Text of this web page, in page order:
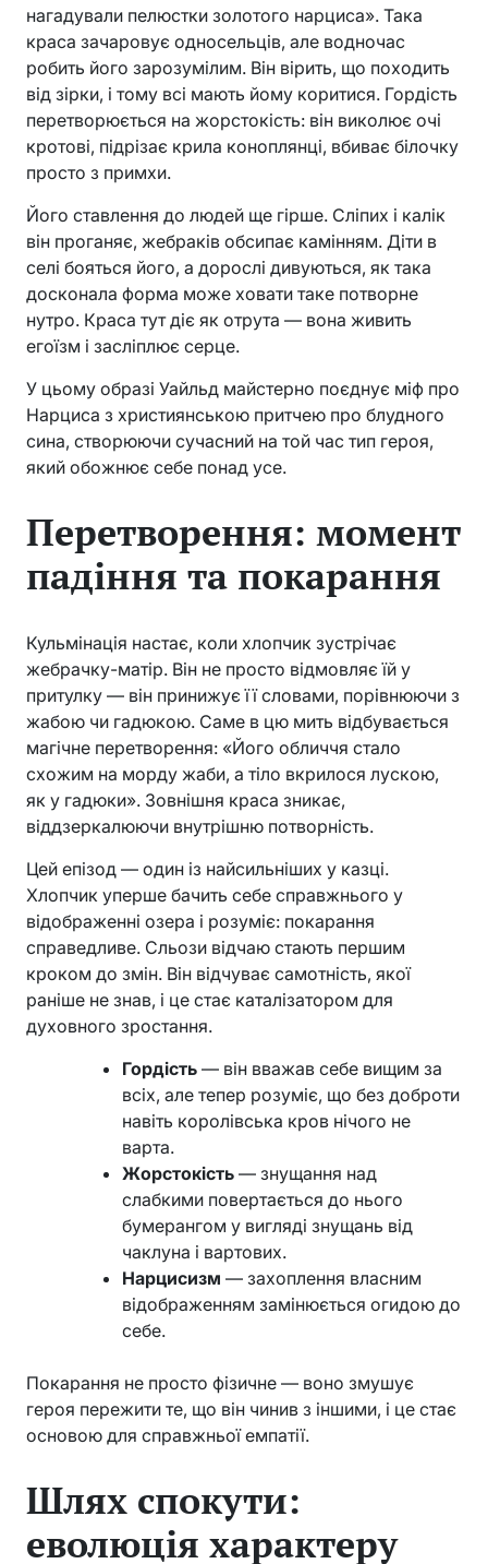
нагадували пелюстки золотого нарциса». Така
краса зачаровує односельців, але водночас
робить його зарозумілим. Він вірить, що походить
від зірки, і тому всі мають йому коритися. Гордість
перетворюється на жорстокість: він виколює очі
кротові, підрізає крила коноплянці, вбиває білочку
просто з примхи.
Його ставлення до людей ще гірше. Сліпих і калік
він проганяє, жебраків обсипає камінням. Діти в
селі бояться його, а дорослі дивуються, як така
досконала форма може ховати таке потворне
нутро. Краса тут діє як отрута — вона живить
егоїзм і засліплює серце.
У цьому образі Уайльд майстерно поєднує міф про
Нарциса з християнською притчею про блудного
сина, створюючи сучасний на той час тип героя,
який обожнює себе понад усе.
Перетворення: момент
падіння та покарання
Кульмінація настає, коли хлопчик зустрічає
жебрачку-матір. Він не просто відмовляє їй у
притулку — він принижує її словами, порівнюючи з
жабою чи гадюкою. Саме в цю мить відбувається
магічне перетворення: «Його обличчя стало
схожим на морду жаби, а тіло вкрилося лускою,
як у гадюки». Зовнішня краса зникає,
віддзеркалюючи внутрішню потворність.
Цей епізод — один із найсильніших у казці.
Хлопчик уперше бачить себе справжнього у
відображенні озера і розуміє: покарання
справедливе. Сльози відчаю стають першим
кроком до змін. Він відчуває самотність, якої
раніше не знав, і це стає каталізатором для
духовного зростання.
Гордість — він вважав себе вищим за
всіх, але тепер розуміє, що без доброти
навіть королівська кров нічого не
варта.
Жорстокість — знущання над
слабкими повертається до нього
бумерангом у вигляді знущань від
чаклуна і вартових.
Нарцисизм — захоплення власним
відображенням замінюється огидою до
себе.
Покарання не просто фізичне — воно змушує
героя пережити те, що він чинив з іншими, і це стає
основою для справжньої емпатії.
Шлях спокути:
еволюція характеру